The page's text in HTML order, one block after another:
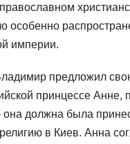
особенно
империи.
предложил
принцессе Анне,
должна была
в Киев. Анна